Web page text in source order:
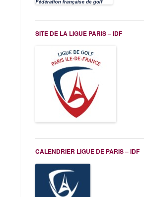
SITE DE LA LIGUE PARIS – IDF
CALENDRIER LIGUE DE PARIS – IDF